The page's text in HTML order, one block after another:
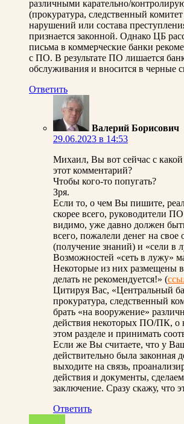
различными карательно/
(прокуратура, следственный
нарушений или состава
признается законной. Однако ЦБ
письма в коммерческие банки
с ПО. В результате ПО лишается
обслуживания и вносится в черные
Ответить
Валерий Борисович
29.06.2023 в 14:53
Михаил, Вы вот сейчас с
этот комментарий?
Чтобы кого-то попугать?
Зря.
Если то, о чем Вы пишите,
скорее всего, руководители
видимо, уже давно должен
всего, пожалели денег на свое
(получение знаний) и «сели в
Возможностей «сеть в лужу»
Некоторые из них размещены в
делать не рекомендуется!» (
Цитируя Вас, «Центральный
прокуратура, следственный
брать «на вооружение»
действия некоторых ПО/ПК, о
этом разделе и принимать
Если же Вы считаете, что у
действительно была законная
выходите на связь,
действия и документы,
заключение. Сразу скажу, что
Ответить